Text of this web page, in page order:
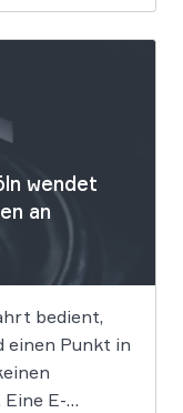
zahlt
wendet
an
bedient,
einen Punkt in
E-